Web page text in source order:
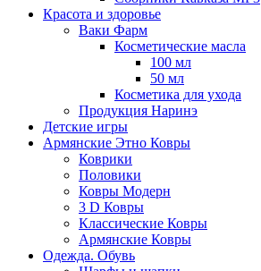
Красота и здоровье
Ваки Фарм
Косметические масла
100 мл
50 мл
Косметика для ухода
Продукция Наринэ
Детские игры
Армянские Этно Ковры
Коврики
Половики
Ковры Модерн
3 D Ковры
Классические Ковры
Армянские Ковры
Одежда. Обувь